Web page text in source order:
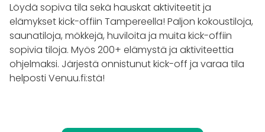
Löydä sopiva tila sekä hauskat aktiviteetit ja
elämykset kick-offiin Tampereella! Paljon kokoustiloja,
saunatiloja, mökkejä, huviloita ja muita kick-offiin
sopivia tiloja. Myös 200+ elämystä ja aktiviteettia
ohjelmaksi. Järjestä onnistunut kick-off ja varaa tila
helposti Venuu.fi:stä!